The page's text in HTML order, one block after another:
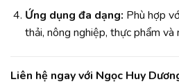
Ứng dụng đa dạng: Phù hợp
thải, nông nghiệp, thực phẩm
Liên hệ ngay với Ngọc Huy